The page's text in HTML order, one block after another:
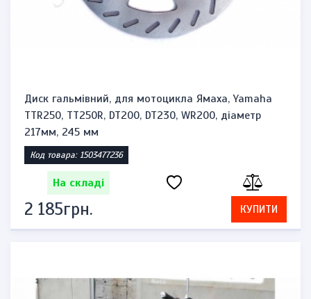
Диск гальмівний, для мотоцикла Ямаха, Yamaha
TTR250, TT250R, DT200, DT230, WR200, діаметр
217мм, 245 мм
Код товара: 1503477236
На складі
2 185грн. КУПИТИ